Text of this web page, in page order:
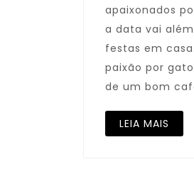
apaixonados
a data vai
festas em
paixão por
de um bom
LEIA MAIS